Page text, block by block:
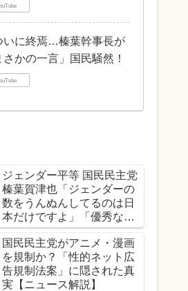
いに終焉…榛葉幹事長が
かの一言」国民騒然！
ジェンダー平等 国民民主党
榛葉賀津也「ジェンダーの
数をうんぬんしてるのは日
本だけですよ」「優秀な女
性、男性関係なくどんどん
登用する」
国民民主党がアニメ・漫画
を規制か？「性的ネット広
告規制法案」に隠された真
実【ニュース解説】